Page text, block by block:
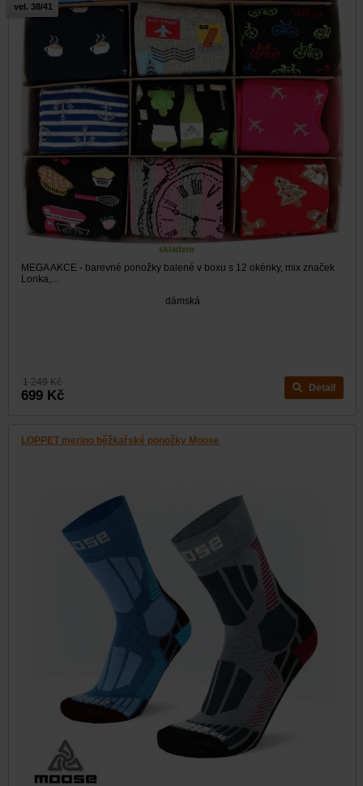
skladem
MEGA AKCE - barevné ponožky balené v boxu s 12 okénky, mix značek
Lonka,...
dámská
vel. 38/41
1 249 Kč
699 Kč Detail
LOPPET merino běžkařské ponožky Moose